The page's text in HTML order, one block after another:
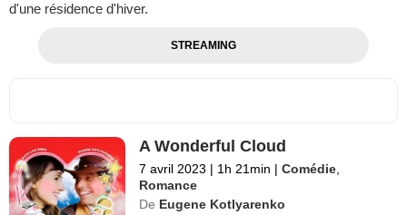
d'une résidence d'hiver.
STREAMING
A Wonderful Cloud
7 avril 2023 | 1h 21min | Comédie
Romance
De Eugene Kotlyarenko